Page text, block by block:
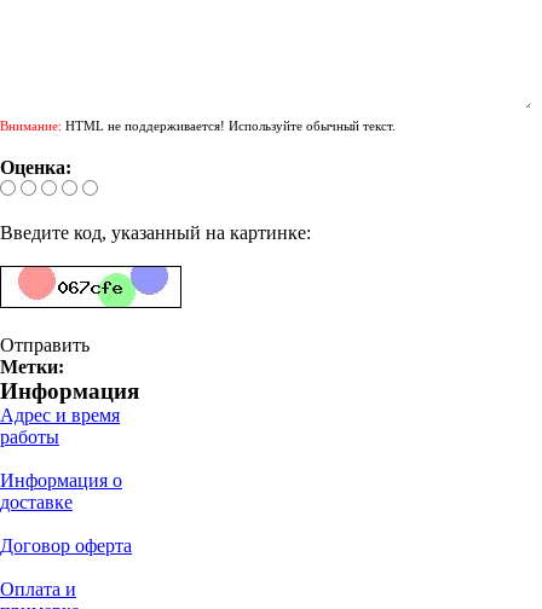
Внимание: HTML не поддерживается! Используйте обычный текст.
Оценка:
Введите код, указанный на картинке:
Отправить
Метки:
Информация
Адрес и время
работы
Информация о
доставке
Договор оферта
Оплата и